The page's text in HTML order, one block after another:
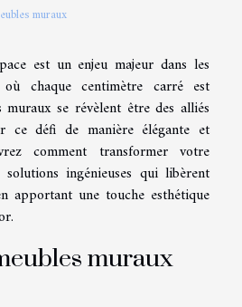
muraux
est un enjeu majeur dans les
chaque centimètre carré est
muraux se révèlent être des alliés
ce défi de manière élégante et
comment transformer votre
ingénieuses qui libèrent
apportant une touche esthétique
muraux